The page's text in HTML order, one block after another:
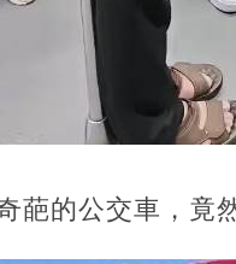
葩的公交車，竟